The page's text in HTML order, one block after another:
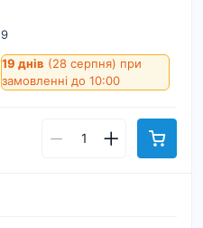
9
19 днів (28 серпня) при
замовленні до 10:00